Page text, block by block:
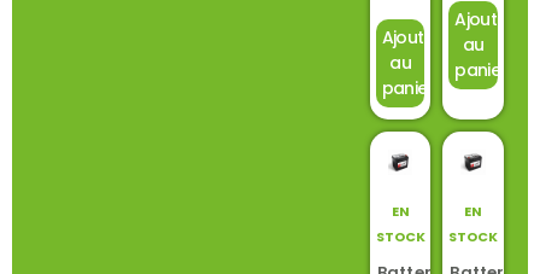
Ajouter
au
panier
Ajouter
au
panier
EN
STOCK
EN
STOCK